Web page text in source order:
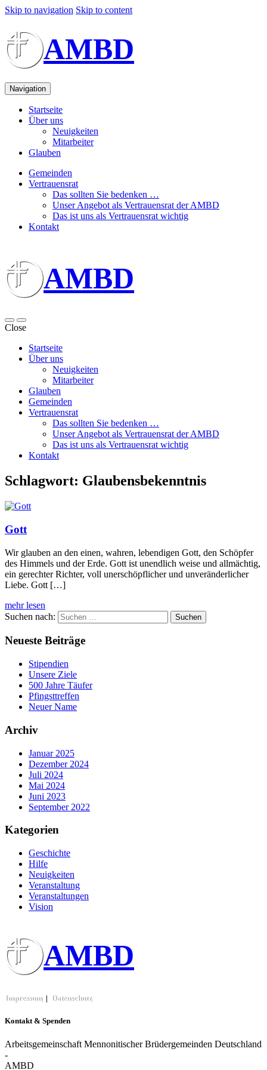
Skip to navigation Skip to content
AMBD
Navigation
Startseite
Über uns
Neuigkeiten
Mitarbeiter
Glauben
Gemeinden
Vertrauensrat
Das sollten Sie bedenken …
Unser Angebot als Vertrauensrat der AMBD
Das ist uns als Vertrauensrat wichtig
Kontakt
AMBD
Close
Startseite
Über uns
Neuigkeiten
Mitarbeiter
Glauben
Gemeinden
Vertrauensrat
Das sollten Sie bedenken …
Unser Angebot als Vertrauensrat der AMBD
Das ist uns als Vertrauensrat wichtig
Kontakt
Schlagwort: Glaubensbekenntnis
Gott
Wir glauben an den einen, wahren, lebendigen Gott, den Schöpfer
des Himmels und der Erde. Gott ist unendlich weise und allmächtig,
ein gerechter Richter, voll unerschöpflicher und unveränderlicher
Liebe. Gott […]
mehr lesen
Suchen nach:
Neueste Beiträge
Stipendien
Unsere Ziele
500 Jahre Täufer
Pfingsttreffen
Neuer Name
Archiv
Januar 2025
Dezember 2024
Juli 2024
Mai 2024
Juni 2023
September 2022
Kategorien
Geschichte
Hilfe
Neuigkeiten
Veranstaltung
Veranstaltungen
Vision
AMBD
Impressum| Datenschutz
Kontakt & Spenden
Arbeitsgemeinschaft Mennonitischer Brüdergemeinden Deutschland
-
AMBD